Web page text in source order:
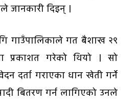
जानकारी दिइन् ।
गाउँपालिकाले गत बैशाख २९
प्रकाशत गरेको थियो । सो
दर्ता गराएका धान खेती गर्ने
बितरण गर्न लागिएको उनले